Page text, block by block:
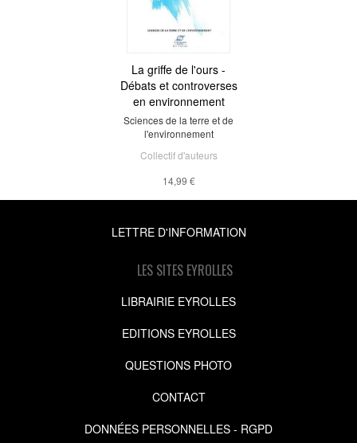
La griffe de l'ours -
Débats et controverses
en environnement
Sciences de la terre et de
l'environnement
Collectif d'auteurs
14,99 €
LETTRE D'INFORMATION
LES SITES EYROLLES
LIBRAIRIE EYROLLES
EDITIONS EYROLLES
QUESTIONS PHOTO
CONTACT
DONNÉES PERSONNELLES - RGPD